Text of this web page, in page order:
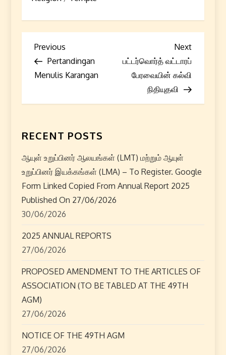
P
o
n
a
v
i
g
a
t
i
o
n
Previous
Post
Previous
Pertandingan
Menulis Karangan
Next
Next
பட்டர்வொர்த் வட்டாரப்
பேரவையின் கல்வி
நிதியுதவி
RECENT POSTS
ஆயுள் உறுப்பினர் ஆலயங்கள் (LMT) மற்றும் ஆயுள்
உறுப்பினர் இயக்கங்கள் (LMA) – To Register. Google
Form Linked Copied From Annual Report 2025
Published On 27/06/2026
30/06/2026
2025 ANNUAL REPORTS
27/06/2026
PROPOSED AMENDMENT TO THE ARTICLES OF
ASSOCIATION (TO BE TABLED AT THE 49TH
AGM)
27/06/2026
NOTICE OF THE 49TH AGM
27/06/2026